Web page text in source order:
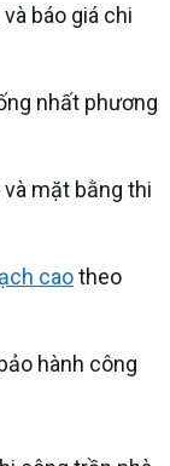
báo giá chi
nhất phương
mặt bằng thi
caotheo
hành công